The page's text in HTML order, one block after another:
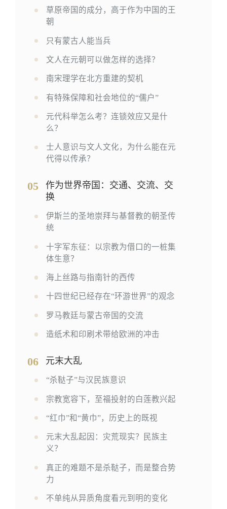
草原帝国的成分，高于作为中国的王
朝
只有蒙古人能当兵
文人在元朝可以做怎样的选择？
南宋理学在北方重建的契机
有特殊保障和社会地位的“儒户”
元代科举怎么考？连锁效应又是什
么？
士人意识与文人文化，为什么能在元
代得以传承？
05
作为世界帝国：交通、交流、交
换
伊斯兰的圣地崇拜与基督教的朝圣传
统
十字军东征：以宗教为借口的一桩集
体生意？
海上丝路与指南针的西传
十四世纪已经存在“环游世界”的观念
罗马教廷与蒙古帝国的交流
造纸术和印刷术带给欧洲的冲击
06 元末大乱
“杀鞑子”与汉民族意识
宗教宽容下，至福投射的白莲教兴起
“红巾”和“黄巾”，历史上的既视
元末大乱起因：灾荒现实？民族主
义？
真正的难题不是杀鞑子，而是整合势
力
不单纯从异质角度看元到明的变化